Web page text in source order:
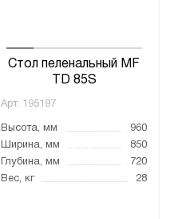
Стол пеленальный МF
TD 85S
Арт. 195197
Высота, мм
960
Ширина, мм
850
Глубина, мм
720
Вес, кг
28